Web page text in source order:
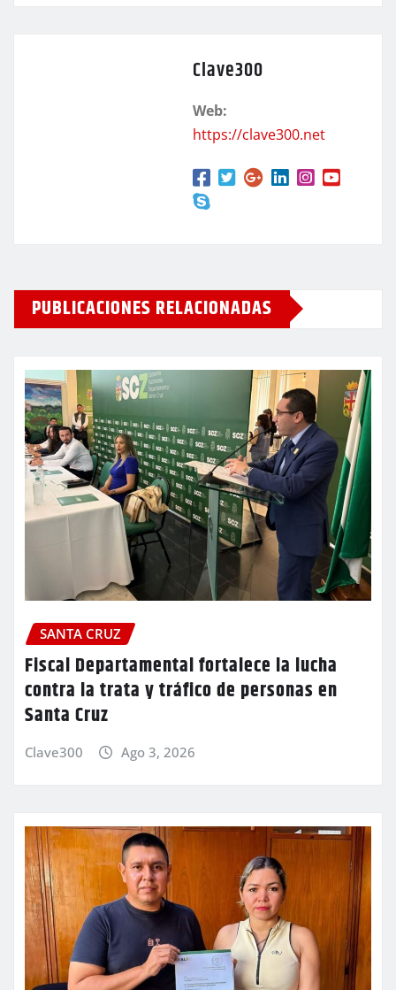
Clave300
Web:
https://clave300.net
PUBLICACIONES RELACIONADAS
SANTA CRUZ
Fiscal Departamental fortalece la lucha
contra la trata y tráfico de personas en
Santa Cruz
Clave300 Ago 3, 2026